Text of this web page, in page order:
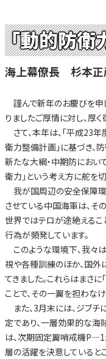
「動的防衛
海上幕僚長 杉本正
謹んで新年のお慶びを申
りましたご厚情に対し、厚
さて、本年は、「平成23
衛力整備計画」に基づき、
新たな大綱・中期防におい
衛力」という考え方に舵を切
我が国周辺の安全保障環
させている中国海軍は、そ
世界ではテロが途絶えるこ
行為が頻発しています。
このような環境下、我々
視や各種訓練のほか、国
てきました。これらはまさ
ことで、その一翼を担わな
また、3月末には、ジブ
定であり、一層効果的な海
は、次期固定翼哨戒機P—1
層の活躍を決意しているとこ